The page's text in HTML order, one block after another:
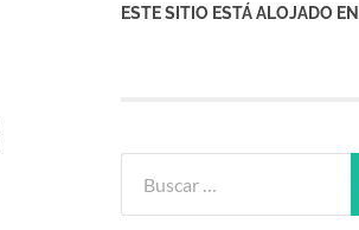
ESTE SITIO ESTÁ ALOJADO EN